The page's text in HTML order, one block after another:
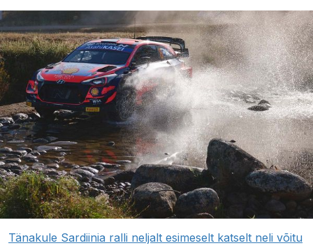
Tänakule Sardiinia ralli neljalt esimeselt katselt neli võitu